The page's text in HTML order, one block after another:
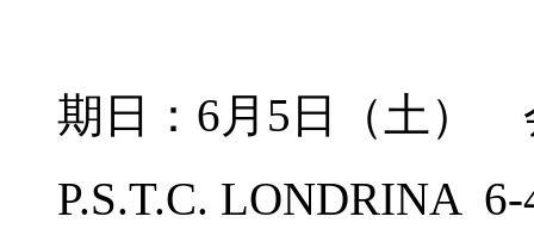
期日：6月5日（土）
P.S.T.C. LONDRINA